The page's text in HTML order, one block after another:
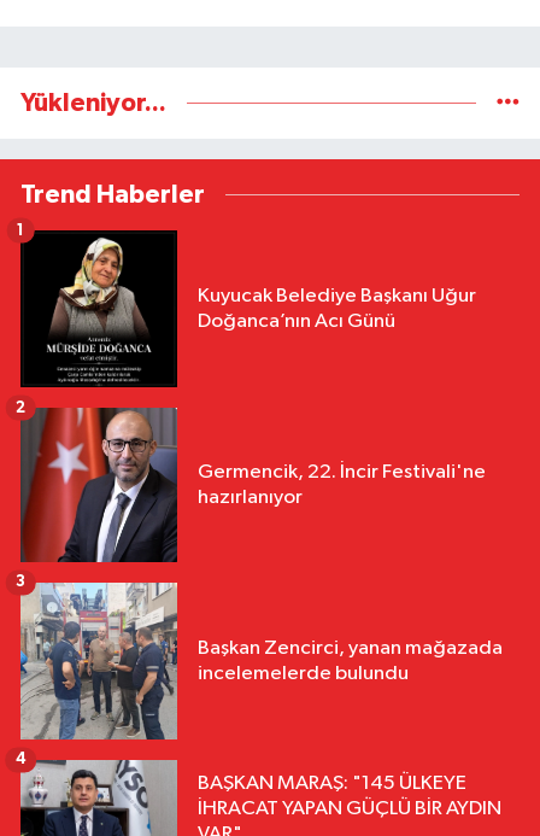
Yükleniyor...
Trend Haberler
Kuyucak Belediye Başkanı Uğur
Doğanca’nın Acı Günü
1
Germencik, 22. İncir Festivali'ne
hazırlanıyor
2
Başkan Zencirci, yanan mağazada
incelemelerde bulundu
3
BAŞKAN MARAŞ: "145 ÜLKEYE
İHRACAT YAPAN GÜÇLÜ BİR AYDIN
4